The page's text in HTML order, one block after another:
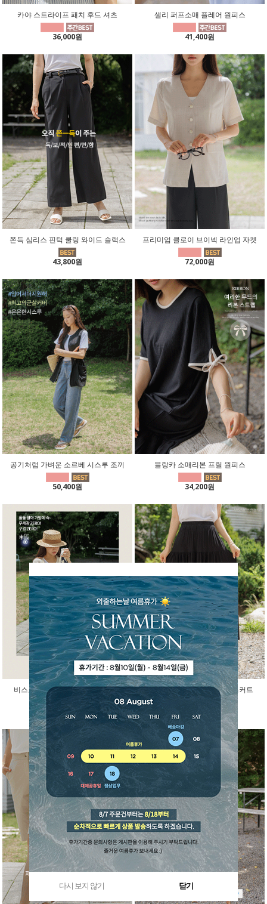
카야 스트라이프 패치 후드 셔츠
36,000원
샐리 퍼프소매 플레어 원피스
41,400원
쫀득 심리스 핀턱 쿨링 와이드 슬랙스
43,800원
프리미엄 클로이 브이넥 라인업 자켓
72,000원
공기처럼 가벼운 소르베 시스루 조끼
50,400원
블랑카 소매리본 프릴 원피스
34,200원
비스코스 인견 아이스 반팔 가디건
45,000원
걸을때마다 예쁜 말랑 밴딩 스커트
29,800원
다시 보지 않기 닫기